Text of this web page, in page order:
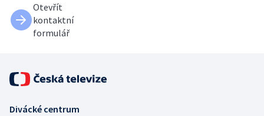
Otevřít
kontaktní
formulář
Divácké centrum